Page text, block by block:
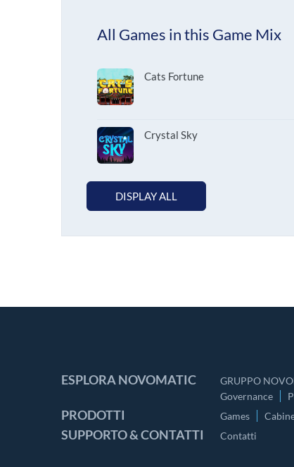
All Games in this Game Mix
Cats Fortune
Crystal Sky
DISPLAY ALL
ESPLORA NOVOMATIC GRUPPO
Governance
PRODOTTI Games
SUPPORTO & CONTATTI Contatti